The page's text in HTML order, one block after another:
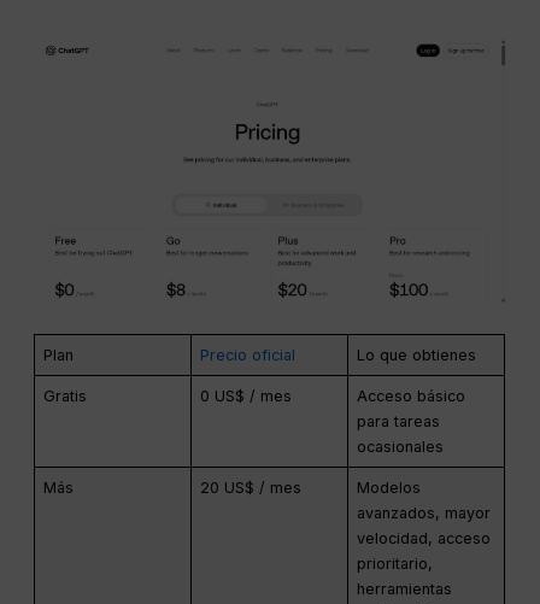
Plan Precio oficial Lo que obtienes
Gratis 0 US$ / mes
Acceso básico
para tareas
ocasionales
Más 20 US$ / mes
Modelos
avanzados, mayor
velocidad, acceso
prioritario,
herramientas